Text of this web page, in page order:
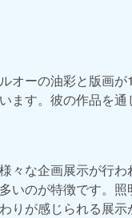
オーの油彩と版画
ます。彼の作品を
な企画展示が行わ
いのが特徴です。
が感じられる展示